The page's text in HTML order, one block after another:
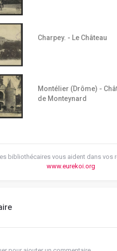
Charpey. - Le Château
Montélier (Drôme) -
de Monteynard
bibliothécaires vous aident dans vos
www.eurekoi.org